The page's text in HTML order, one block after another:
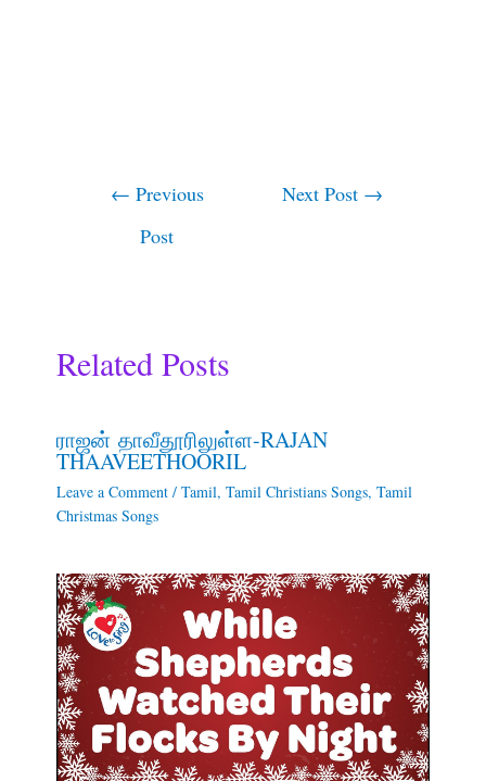
← Previous
Post
Next Post →
Related Posts
ராஜன் தாவீதூரிலுள்ள-RAJAN
THAAVEETHOORIL
Leave a Comment / Tamil, Tamil Christians Songs, Tamil
Christmas Songs